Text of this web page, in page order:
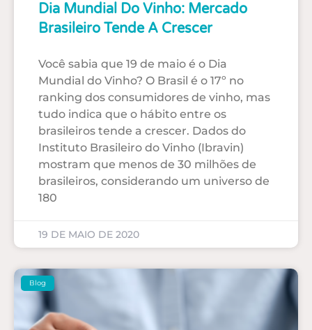
Dia Mundial Do Vinho: Mercado
Brasileiro Tende A Crescer
Você sabia que 19 de maio é o Dia
Mundial do Vinho? O Brasil é o 17º no
ranking dos consumidores de vinho, mas
tudo indica que o hábito entre os
brasileiros tende a crescer. Dados do
Instituto Brasileiro do Vinho (Ibravin)
mostram que menos de 30 milhões de
brasileiros, considerando um universo de
180
19 DE MAIO DE 2020
Blog